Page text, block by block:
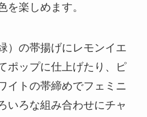
を楽しめます。
）の帯揚げにレモンイエ
ポップに仕上げたり、ピ
イトの帯締めでフェミニ
いろな組み合わせにチャ